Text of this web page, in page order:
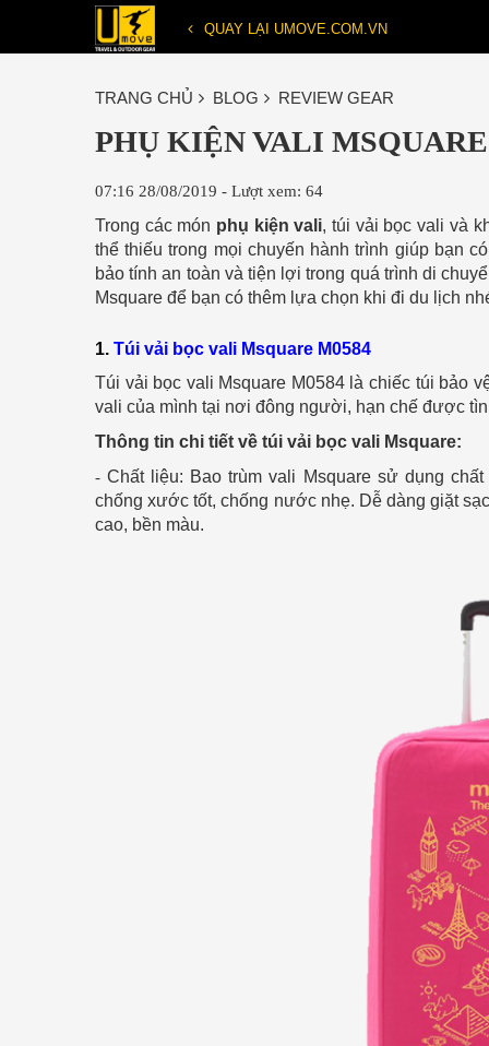
QUAY LẠI UMOVE.COM.VN
TRANG CHỦ BLOG REVIEW GEAR
PHỤ KIỆN VALI MSQUARE
07:16 28/08/2019 - Lượt xem: 64
Trong các món phụ kiện vali, túi vải bọc vali và
thể thiếu trong mọi chuyến hành trình giúp bạn
bảo tính an toàn và tiện lợi trong quá trình di
Msquare để bạn có thêm lựa chọn khi đi du lịch
1. Túi vải bọc vali Msquare M0584
Túi vải bọc vali Msquare M0584 là chiếc túi bảo
vali của mình tại nơi đông người, hạn chế được
Thông tin chi tiết về túi vải bọc vali Msquare:
-Chất liệu: Bao trùm vali Msquare sử dụng
chống xước tốt, chống nước nhẹ. Dễ dàng giặt
cao, bền màu.